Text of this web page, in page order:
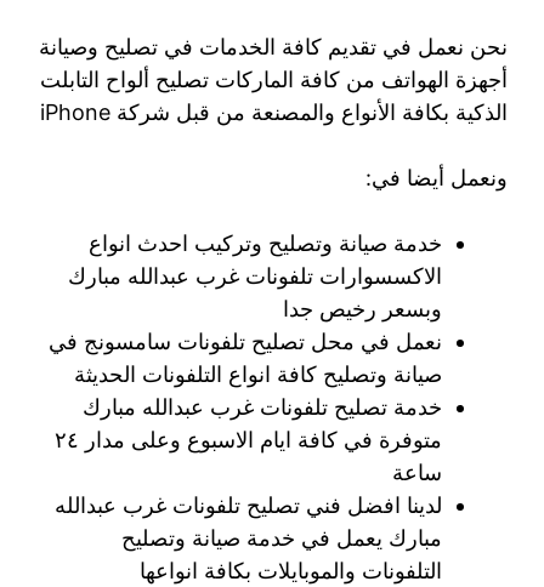
نحن نعمل في تقديم كافة الخدمات في تصليح وصيانة
أجهزة الهواتف من كافة الماركات تصليح ألواح التابلت
الذكية بكافة الأنواع والمصنعة من قبل شركة iPhone
ونعمل أيضا في:
خدمة صيانة وتصليح وتركيب احدث انواع
الاكسسوارات تلفونات غرب عبدالله مبارك
وبسعر رخيص جدا
نعمل في محل تصليح تلفونات سامسونج في
صيانة وتصليح كافة انواع التلفونات الحديثة
خدمة تصليح تلفونات غرب عبدالله مبارك
متوفرة في كافة ايام الاسبوع وعلى مدار ٢٤
ساعة
لدينا افضل فني تصليح تلفونات غرب عبدالله
مبارك يعمل في خدمة صيانة وتصليح
التلفونات والموبايلات بكافة انواعها